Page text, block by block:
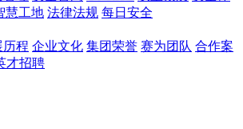
慧工地 法律法规 每日安全
历程 企业文化 集团荣誉 赛为团队 合作案
才招聘